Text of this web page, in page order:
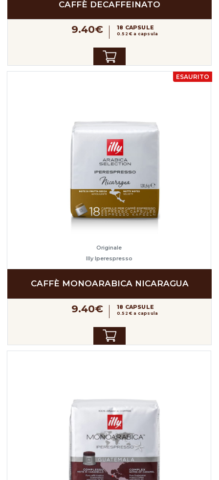
CAFFÈ DECAFFEINATO
9.40€ 18 CAPSULE
0.52 € a capsula
ESAURITO
Originale
Illy Iperespresso
CAFFÈ MONOARABICA NICARAGUA
9.40€ 18 CAPSULE
0.52 € a capsula